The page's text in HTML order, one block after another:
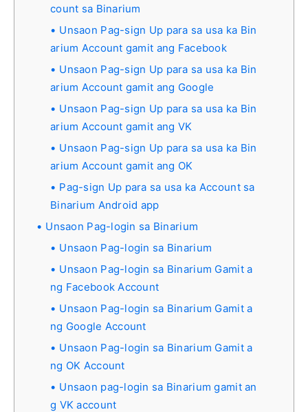
count sa Binarium
Unsaon Pag-sign Up para sa usa ka Bin
arium Account gamit ang Facebook
Unsaon Pag-sign Up para sa usa ka Bin
arium Account gamit ang Google
Unsaon Pag-sign Up para sa usa ka Bin
arium Account gamit ang VK
Unsaon Pag-sign Up para sa usa ka Bin
arium Account gamit ang OK
Pag-sign Up para sa usa ka Account sa
Binarium Android app
Unsaon Pag-login sa Binarium
Unsaon Pag-login sa Binarium
Unsaon Pag-login sa Binarium Gamit a
ng Facebook Account
Unsaon Pag-login sa Binarium Gamit a
ng Google Account
Unsaon Pag-login sa Binarium Gamit a
ng OK Account
Unsaon pag-login sa Binarium gamit an
g VK account